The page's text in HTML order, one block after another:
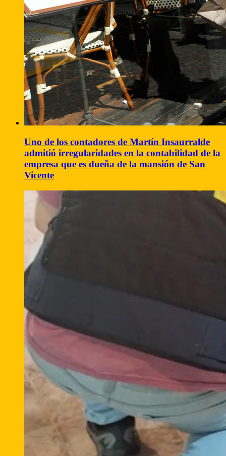
Uno de los contadores de Martín Insaurralde
admitió irregularidades en la contabilidad de la
empresa que es dueña de la mansión de San
Vicente